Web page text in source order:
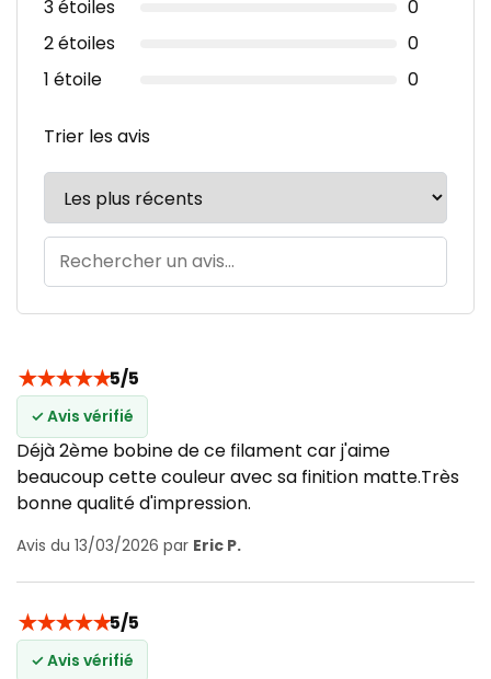
3 étoiles
0
2 étoiles
0
1 étoile
0
Trier les avis
★★★★★5/5
✓ Avis vérifié
Déjà 2ème bobine de ce filament car j'aime
beaucoup cette couleur avec sa finition matte.Très
bonne qualité d'impression.
Avis du 13/03/2026 par Eric P.
★★★★★5/5
✓ Avis vérifié